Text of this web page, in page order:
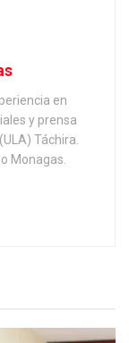
en
y prensa
Táchira.
Monagas.